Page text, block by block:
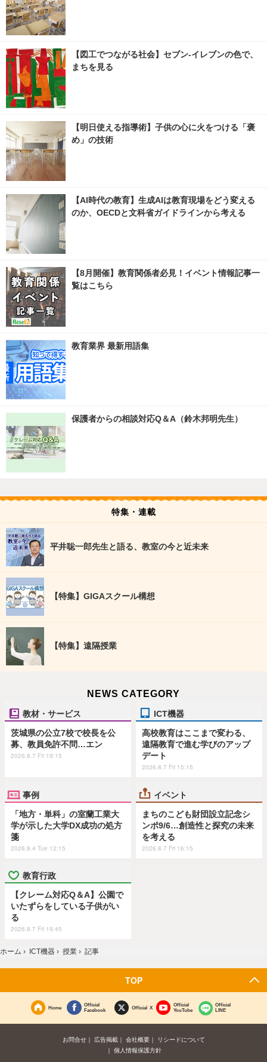
【図工でつながる社会】セブン‐イレブンの色で、
まちを見る
【明日使える指導術】子供の心に火をつける「褒
め」の技術
【AI時代の教育】生成AIは教育現場をどう変える
のか、OECDと文科省ガイドラインから考える
【8月開催】教育関係者必見！イベント情報記事一
覧はこちら
教育業界 最新用語集
保護者からの相談対応Q＆A（鈴木邦明先生）
特集・連載
平井聡一郎先生と語る、教室の今と近未来
【特集】GIGAスクール構想
【特集】遠隔授業
NEWS CATEGORY
教材・サービス
茨城県の公立7校で校長を公
募、教員免許不問…エン
2026.8.7 Fri 19:15
ICT機器
高校教育はここまで変わる、
遠隔教育で進む学びのアップ
デート
2026.8.7 Fri 15:15
事例
「地方・単科」の室蘭工業大
学が示した大学DX成功の処方
箋
2026.8.4 Tue 12:15
イベント
まちのこども財団設立記念シ
ンポ9/6…創造性と探究の未来
を考える
2026.8.7 Fri 16:15
教育行政
【クレーム対応Q＆A】公園で
いたずらをしている子供がい
る
2026.8.7 Fri 19:45
ホーム › ICT機器 › 授業 › 記事
TOP
Home
Official
Facebook
Official X
Official
YouTube
Official
LINE
お問合せ 広告掲載 会社概要
リシードについて
個人情報保護方針